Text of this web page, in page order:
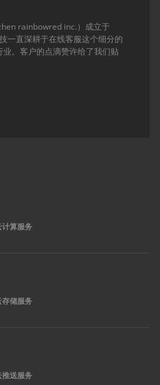
rainbowred inc.）成立于
一直深耕于在线客服这个细分的
。客户的点滴赞许给了我们贴
计算服务
存储服务
推送服务